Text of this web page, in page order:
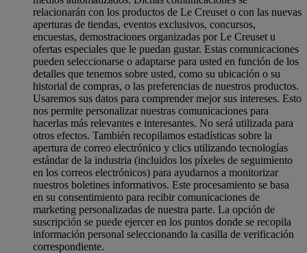
relacionarán con los productos de Le Creuset o con las nuevas
aperturas de tiendas, eventos exclusivos, concursos,
encuestas, demostraciones organizadas por Le Creuset u
ofertas especiales que le puedan gustar. Estas comunicaciones
pueden seleccionarse o adaptarse para usted en función de los
detalles que tenemos sobre usted, como su ubicación o su
historial de compras, o las preferencias de nuestros productos.
Usaremos sus datos para comprender mejor sus intereses. Esto
nos permite personalizar nuestras comunicaciones para
hacerlas más relevantes e interesantes. No será utilizada para
otros efectos. También recopilamos estadísticas sobre la
apertura de correo electrónico y clics utilizando tecnologías
estándar de la industria (incluidos los píxeles de seguimiento
en los correos electrónicos) para ayudarnos a monitorizar
nuestros boletines informativos. Este procesamiento se basa
en su consentimiento para recibir comunicaciones de
marketing personalizadas de nuestra parte. La opción de
suscripción se puede ejercer en los puntos donde se recopila
información personal seleccionando la casilla de verificación
correspondiente.